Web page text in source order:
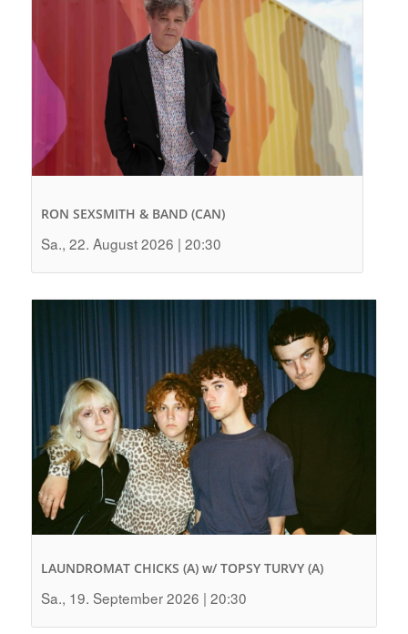
RON SEXSMITH & BAND (CAN)
Sa., 22. August 2026 | 20:30
LAUNDROMAT CHICKS (A) w/ TOPSY TURVY (A)
Sa., 19. September 2026 | 20:30